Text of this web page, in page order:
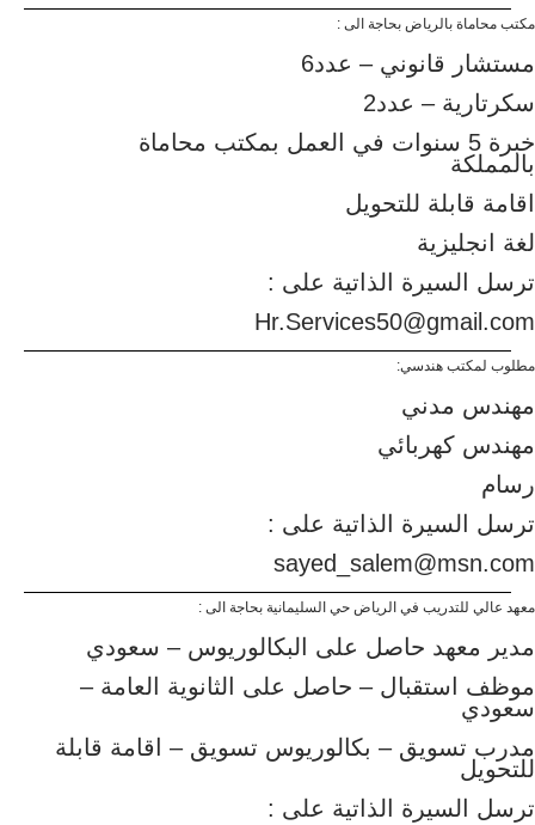
مكتب محاماة بالرياض بحاجة الى :
مستشار قانوني – عدد6
سكرتارية – عدد2
خبرة 5 سنوات في العمل بمكتب محاماة
بالمملكة
اقامة قابلة للتحويل
لغة انجليزية
ترسل السيرة الذاتية على :
Hr.Services50@gmail.com
مطلوب لمكتب هندسي:
مهندس مدني
مهندس كهربائي
رسام
ترسل السيرة الذاتية على :
sayed_salem@msn.com
معهد عالي للتدريب في الرياض حي السليمانية بحاجة الى :
مدير معهد حاصل على البكالوريوس – سعودي
موظف استقبال – حاصل على الثانوية العامة –
سعودي
مدرب تسويق – بكالوريوس تسويق – اقامة قابلة
للتحويل
ترسل السيرة الذاتية على :